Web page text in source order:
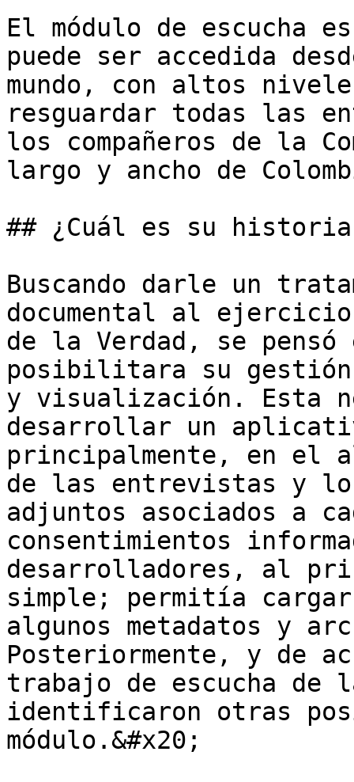
El módulo de escucha
puede ser accedida
mundo, con altos
resguardar todas las
los compañeros de la
largo y ancho de
## ¿Cuál es su
Buscando darle un
documental al ejercicio
de la Verdad, se pensó
posibilitara su
y visualización. Esta
desarrollar un
principalmente, en el
de las entrevistas y
adjuntos asociados a
consentimientos
desarrolladores, al
simple; permitía
algunos metadatos y
Posteriormente, y de
trabajo de escucha de
identificaron otras
módulo.&#x20;